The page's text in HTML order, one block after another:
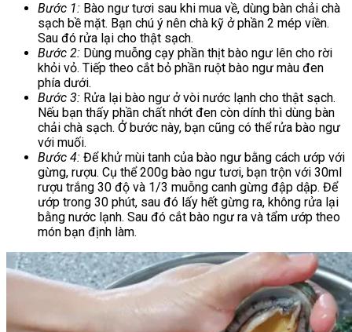
Bước 1: Bào ngư tươi sau khi mua về, dùng bàn chải chà
sạch bề mặt. Bạn chú ý nên chà kỹ ở phần 2 mép viền.
Sau đó rửa lại cho thật sạch.
Bước 2: Dùng muỗng cạy phần thịt bào ngư lên cho rời
khỏi vỏ. Tiếp theo cắt bỏ phần ruột bào ngư màu đen
phía dưới.
Bước 3: Rửa lại bào ngư ở vòi nước lạnh cho thật sạch.
Nếu bạn thấy phần chất nhớt đen còn dính thì dùng bàn
chải chà sạch. Ở bước này, bạn cũng có thể rửa bào ngư
với muối.
Bước 4: Để khử mùi tanh của bào ngư bằng cách ướp với
gừng, rượu. Cụ thể 200g bào ngư tươi, bạn trộn với 30ml
rượu trắng 30 độ và 1/3 muỗng canh gừng đập dập. Để
ướp trong 30 phút, sau đó lấy hết gừng ra, không rửa lại
bằng nước lạnh. Sau đó cắt bào ngư ra và tẩm ướp theo
món bạn định làm.